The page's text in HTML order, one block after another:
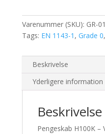
Varenummer (SKU): GR-
Tags: EN 1143-1 , Grade 0,
Beskrivelse
Yderligere information
Beskrivelse
Pengeskab H100K –